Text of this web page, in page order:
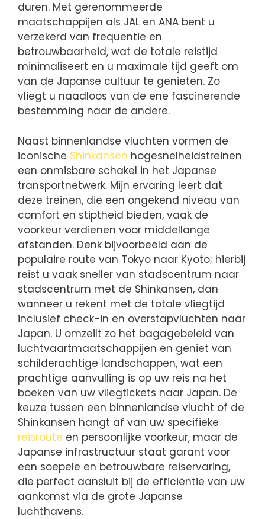
duren. Met gerenommeerde
maatschappijen als JAL en ANA bent u
verzekerd van frequentie en
betrouwbaarheid, wat de totale reistijd
minimaliseert en u maximale tijd geeft om
van de Japanse cultuur te genieten. Zo
vliegt u naadloos van de ene fascinerende
bestemming naar de andere.
Naast binnenlandse vluchten vormen de
iconische Shinkansen hogesnelheidstreinen
een onmisbare schakel in het Japanse
transportnetwerk. Mijn ervaring leert dat
deze treinen, die een ongekend niveau van
comfort en stiptheid bieden, vaak de
voorkeur verdienen voor middellange
afstanden. Denk bijvoorbeeld aan de
populaire route van Tokyo naar Kyoto; hierbij
reist u vaak sneller van stadscentrum naar
stadscentrum met de Shinkansen, dan
wanneer u rekent met de totale vliegtijd
inclusief check-in en overstapvluchten naar
Japan. U omzeilt zo het bagagebeleid van
luchtvaartmaatschappijen en geniet van
schilderachtige landschappen, wat een
prachtige aanvulling is op uw reis na het
boeken van uw vliegtickets naar Japan. De
keuze tussen een binnenlandse vlucht of de
Shinkansen hangt af van uw specifieke
reisroute en persoonlijke voorkeur, maar de
Japanse infrastructuur staat garant voor
een soepele en betrouwbare reiservaring,
die perfect aansluit bij de efficiëntie van uw
aankomst via de grote Japanse
luchthavens.